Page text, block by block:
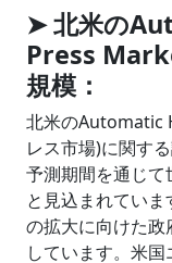
➤ 北米の
Press
規模：
北米のAutomatic
レス市場)に関す
予測期間を通じて
と見込まれてい
の拡大に向けた政
しています。米